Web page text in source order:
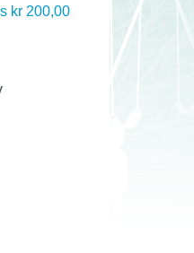
kr 200,00